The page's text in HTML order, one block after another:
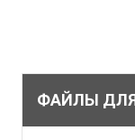
ФАЙЛЫ